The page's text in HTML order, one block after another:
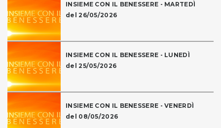
INSIEME CON IL BENESSERE - MARTEDÌ
del 26/05/2026
INSIEME CON IL BENESSERE - LUNEDÌ
del 25/05/2026
INSIEME CON IL BENESSERE - VENERDÌ
del 08/05/2026